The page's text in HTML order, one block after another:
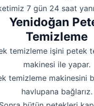
7 gün 24 saat
Yenidoğan
Temizleme
temizleme işini petek
makinesi ile yapar.
temizleme makinesini
havlupana bağlarız.